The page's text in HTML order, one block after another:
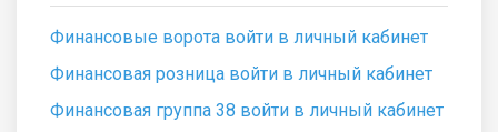
Финансовые ворота войти в личный кабинет
Финансовая розница войти в личный кабинет
Финансовая группа 38 войти в личный кабинет